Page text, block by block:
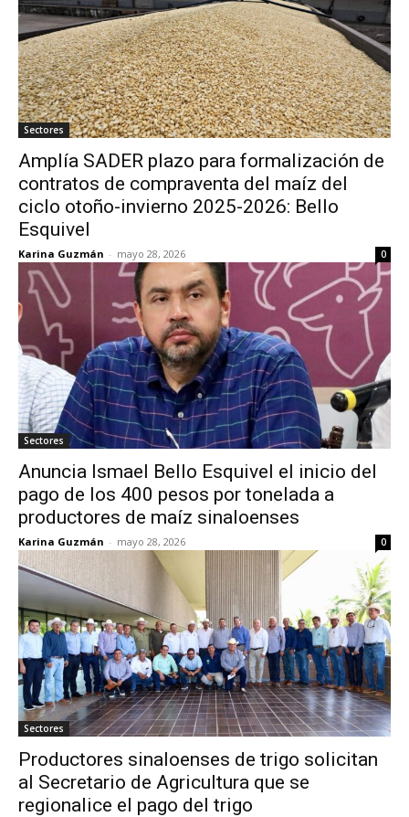
Sectores
Amplía SADER plazo para formalización de
contratos de compraventa del maíz del
ciclo otoño-invierno 2025-2026: Bello
Esquivel
Karina Guzmán - mayo 28, 2026 0
Sectores
Anuncia Ismael Bello Esquivel el inicio del
pago de los 400 pesos por tonelada a
productores de maíz sinaloenses
Karina Guzmán - mayo 28, 2026 0
Sectores
Productores sinaloenses de trigo solicitan
al Secretario de Agricultura que se
regionalice el pago del trigo